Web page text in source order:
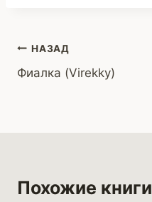
Навигация
по
НАЗАД
Фиалка (Virekky)
Похожие книги